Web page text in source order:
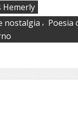
Hemerly
nostalgia , Poesia